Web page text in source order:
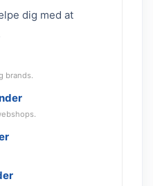
dig med at
brands.